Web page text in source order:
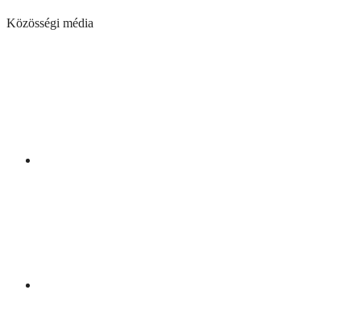
Közösségi média